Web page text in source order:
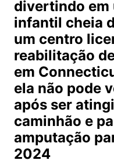
divertindo em
infantil cheia
um centro
reabilitação
em
ela não pode
após ser
caminhão e
amputação
2024